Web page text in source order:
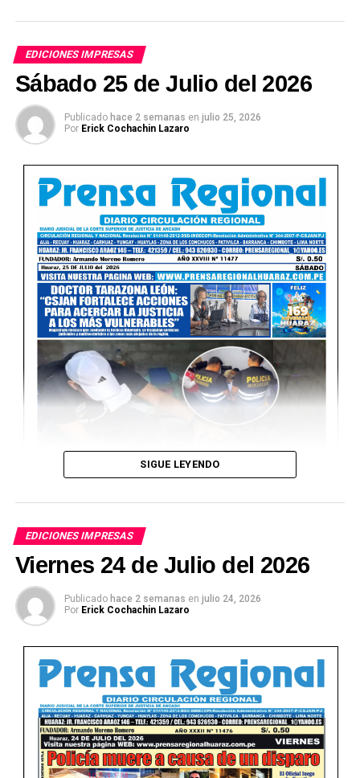
EDICIONES IMPRESAS
Sábado 25 de Julio del 2026
Publicado hace 2 semanas en julio 25, 2026
Por Erick Cochachin Lazaro
SIGUE LEYENDO
EDICIONES IMPRESAS
Viernes 24 de Julio del 2026
Publicado hace 2 semanas en julio 24, 2026
Por Erick Cochachin Lazaro